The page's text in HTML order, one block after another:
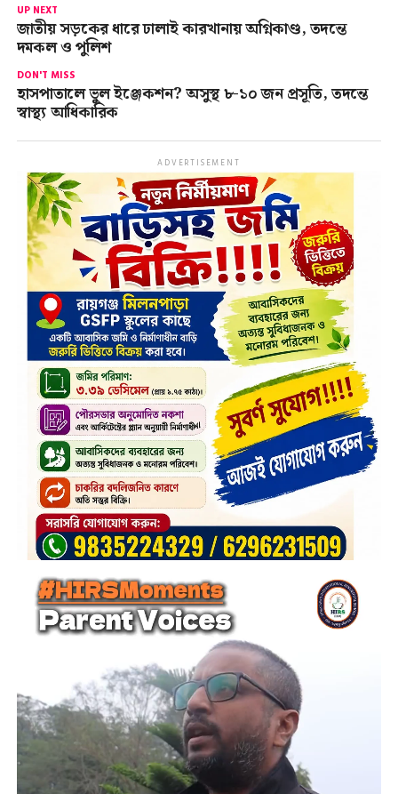
UP NEXT
জাতীয় সড়কের ধারে ঢালাই কারখানায় অগ্নিকাণ্ড, তদন্তে
দমকল ও পুলিশ
DON'T MISS
হাসপাতালে ভুল ইঞ্জেকশন? অসুস্থ ৮-১০ জন প্রসূতি, তদন্তে
স্বাস্থ্য আধিকারিক
ADVERTISEMENT